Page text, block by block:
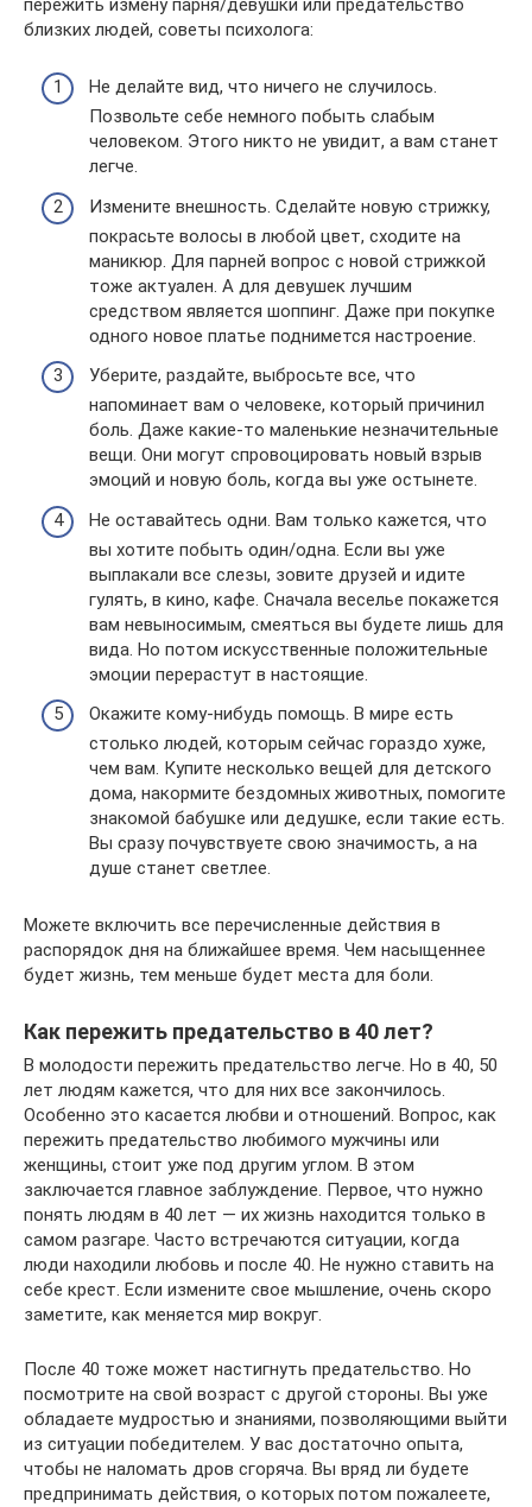
близких людей, советы психолога:
Не делайте вид, что ничего не случилось.
Позвольте себе немного побыть слабым
человеком. Этого никто не увидит, а вам станет
легче.
Измените внешность. Сделайте новую стрижку,
покрасьте волосы в любой цвет, сходите на
маникюр. Для парней вопрос с новой стрижкой
тоже актуален. А для девушек лучшим
средством является шоппинг. Даже при покупке
одного новое платье поднимется настроение.
Уберите, раздайте, выбросьте все, что
напоминает вам о человеке, который причинил
боль. Даже какие-то маленькие незначительные
вещи. Они могут спровоцировать новый взрыв
эмоций и новую боль, когда вы уже остынете.
Не оставайтесь одни. Вам только кажется, что
вы хотите побыть один/одна. Если вы уже
выплакали все слезы, зовите друзей и идите
гулять, в кино, кафе. Сначала веселье покажется
вам невыносимым, смеяться вы будете лишь для
вида. Но потом искусственные положительные
эмоции перерастут в настоящие.
Окажите кому-нибудь помощь. В мире есть
столько людей, которым сейчас гораздо хуже,
чем вам. Купите несколько вещей для детского
дома, накормите бездомных животных, помогите
знакомой бабушке или дедушке, если такие есть.
Вы сразу почувствуете свою значимость, а на
душе станет светлее.
Можете включить все перечисленные действия в
распорядок дня на ближайшее время. Чем насыщеннее
будет жизнь, тем меньше будет места для боли.
Как пережить предательство в 40 лет?
В молодости пережить предательство легче. Но в 40, 50
лет людям кажется, что для них все закончилось.
Особенно это касается любви и отношений. Вопрос, как
пережить предательство любимого мужчины или
женщины, стоит уже под другим углом. В этом
заключается главное заблуждение. Первое, что нужно
понять людям в 40 лет — их жизнь находится только в
самом разгаре. Часто встречаются ситуации, когда
люди находили любовь и после 40. Не нужно ставить на
себе крест. Если измените свое мышление, очень скоро
заметите, как меняется мир вокруг.
После 40 тоже может настигнуть предательство. Но
посмотрите на свой возраст с другой стороны. Вы уже
обладаете мудростью и знаниями, позволяющими выйти
из ситуации победителем. У вас достаточно опыта,
чтобы не наломать дров сгоряча. Вы вряд ли будете
предпринимать действия, о которых потом пожалеете,